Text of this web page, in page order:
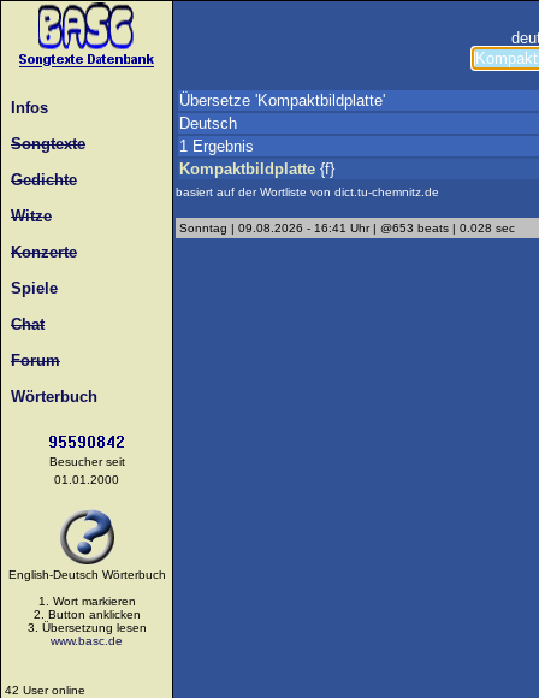
Infos
Songtexte
Gedichte
Witze
Konzerte
Spiele
Chat
Forum
Wörterbuch
Besucher seit
01.01.2000
English-Deutsch Wörterbuch
1. Wort markieren
2. Button anklicken
3. Übersetzung lesen
www.basc.de
42 User online
Übersetze 'Kompaktbildplatte'
Deutsch
1 Ergebnis
Kompaktbildplatte {f}
basiert auf der Wortliste von dict.tu-chemnitz.de
Sonntag | 09.08.2026 - 16:41 Uhr | @653 beats | 0.028 sec